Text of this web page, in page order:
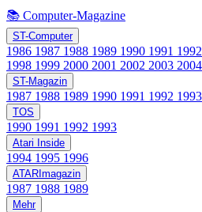
📚 Computer-Magazine
ST-Computer
1986 1987 1988 1989 1990 1991 1992
1998 1999 2000 2001 2002 2003 2004
ST-Magazin
1987 1988 1989 1990 1991 1992 1993
TOS
1990 1991 1992 1993
Atari Inside
1994 1995 1996
ATARImagazin
1987 1988 1989
Mehr